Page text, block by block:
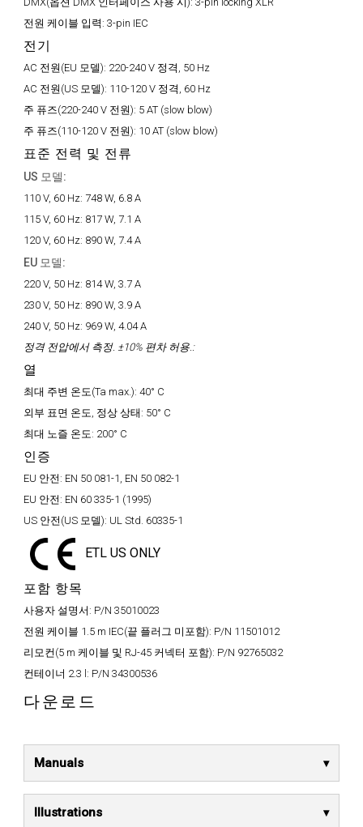
전원 케이블 입력: 3-pin IEC
전기
AC 전원(EU 모델): 220-240 V 정격, 50 Hz
AC 전원(US 모델): 110-120 V 정격, 60 Hz
주 퓨즈(220-240 V 전원): 5 AT (slow blow)
주 퓨즈(110-120 V 전원): 10 AT (slow blow)
표준 전력 및 전류
US 모델:
110 V, 60 Hz: 748 W, 6.8 A
115 V, 60 Hz: 817 W, 7.1 A
120 V, 60 Hz: 890 W, 7.4 A
EU 모델:
220 V, 50 Hz: 814 W, 3.7 A
230 V, 50 Hz: 890 W, 3.9 A
240 V, 50 Hz: 969 W, 4.04 A
정격 전압에서 측정. ±10% 편차 허용.:
열
최대 주변 온도(Ta max.): 40° C
외부 표면 온도, 정상 상태: 50° C
최대 노즐 온도: 200° C
인증
EU 안전: EN 50 081-1, EN 50 082-1
EU 안전: EN 60 335-1 (1995)
US 안전(US 모델): UL Std. 60335-1
ETL US ONLY
포함 항목
사용자 설명서: P/N 35010023
전원 케이블 1.5 m IEC(끝 플러그 미포함): P/N 11501012
리모컨(5 m 케이블 및 RJ-45 커넥터 포함): P/N 92765032
컨테이너 2.3 l: P/N 34300536
다운로드
Manuals
Illustrations